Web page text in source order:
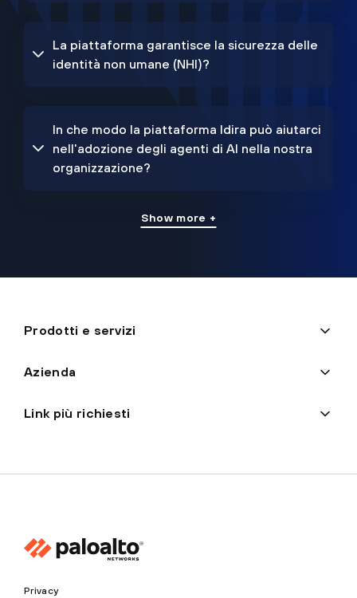
La piattaforma garantisce la sicurezza delle
identità non umane (NHI)?
In che modo la piattaforma Idira può aiutarci
nell'adozione degli agenti di AI nella nostra
organizzazione?
Show more +
Prodotti e servizi
Azienda
Link più richiesti
Privacy